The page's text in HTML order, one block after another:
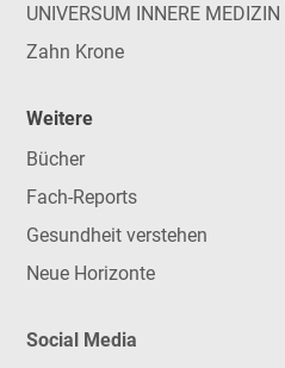
UNIVERSUM INNERE MEDIZIN
Zahn Krone
Weitere
Bücher
Fach-Reports
Gesundheit verstehen
Neue Horizonte
Social Media